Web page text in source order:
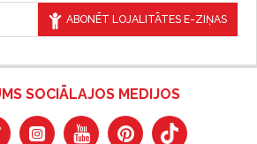
ABONĒT LOJALITĀTES E-ZIŅAS
SOCIĀLAJOS MEDIJOS